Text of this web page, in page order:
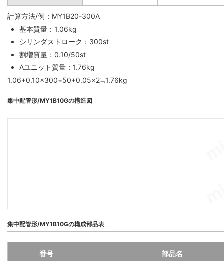
計算方法/例：MY1B20-300A
基本質量：1.06kg
シリンダストローク：300st
割増質量：0.10/50st
Aユニット質量：1.76kg
1.06+0.10×300÷50+0.05×2≒1.76kg
集中配管形/MY1B10Gの構造図
集中配管形/MY1B10Gの構成部品表
番号 部品名